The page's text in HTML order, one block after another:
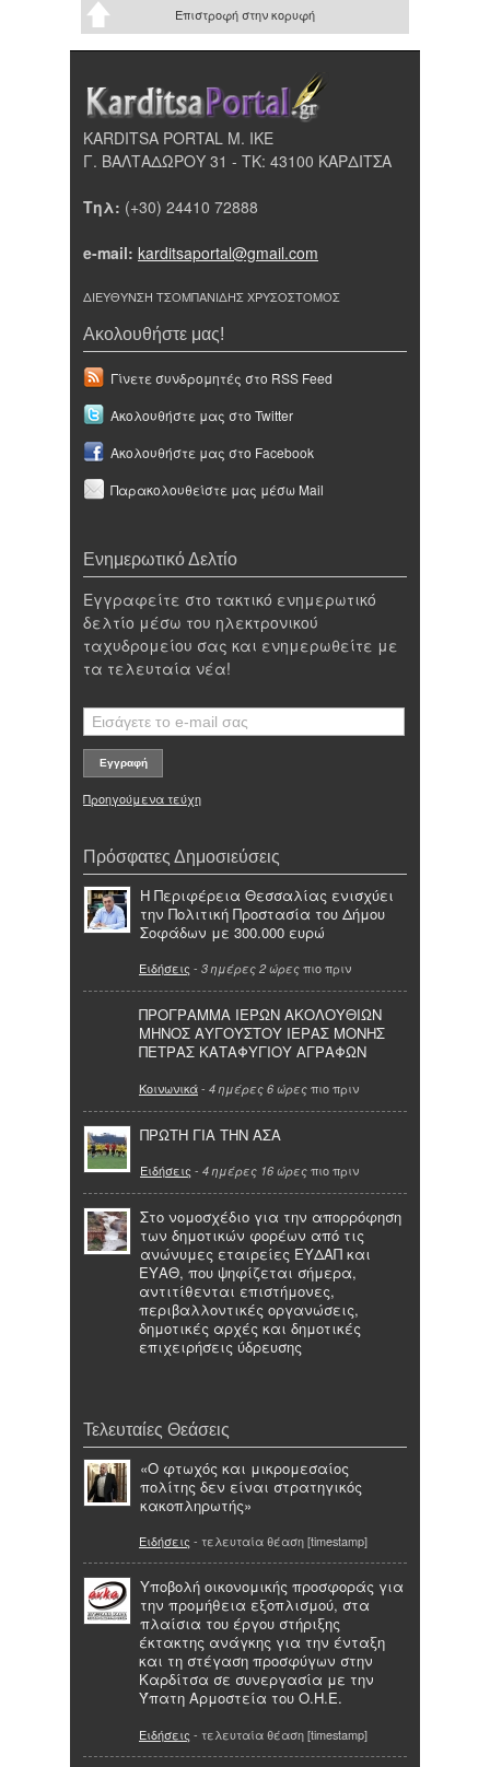
Επιστροφή στην κορυφή
KARDITSA PORTAL Μ. ΙΚΕ
Γ. ΒΑΛΤΑΔΩΡΟΥ 31 - ΤΚ: 43100 ΚΑΡΔΙΤΣΑ
Τηλ: (+30) 24410 72888
e-mail: karditsaportal@gmail.com
ΔΙΕΥΘΥΝΣΗ ΤΣΟΜΠΑΝΙΔΗΣ ΧΡΥΣΟΣΤΟΜΟΣ
Ακολουθήστε μας!
Γίνετε συνδρομητές στο RSS Feed
Ακολουθήστε μας στο Twitter
Ακολουθήστε μας στο Facebook
Παρακολουθείστε μας μέσω Mail
Ενημερωτικό Δελτίο
Εγγραφείτε στο τακτικό ενημερωτικό
δελτίο μέσω του ηλεκτρονικού
ταχυδρομείου σας και ενημερωθείτε με
τα τελευταία νέα!
Προηγούμενα τεύχη
Πρόσφατες Δημοσιεύσεις
Η Περιφέρεια Θεσσαλίας ενισχύει
την Πολιτική Προστασία του Δήμου
Σοφάδων με 300.000 ευρώ
Ειδήσεις - 3 ημέρες 2 ώρες πιο πριν
ΠΡΟΓΡΑΜΜΑ ΙΕΡΩΝ ΑΚΟΛΟΥΘΙΩΝ
ΜΗΝΟΣ ΑΥΓΟΥΣΤΟΥ ΙΕΡΑΣ ΜΟΝΗΣ
ΠΕΤΡΑΣ ΚΑΤΑΦΥΓΙΟΥ ΑΓΡΑΦΩΝ
Κοινωνικά- 4 ημέρες 6 ώρες πιο πριν
ΠΡΩΤΗ ΓΙΑ ΤΗΝ ΑΣΑ
Ειδήσεις - 4 ημέρες 16 ώρες πιο πριν
Στο νομοσχέδιο για την απορρόφηση
των δημοτικών φορέων από τις
ανώνυμες εταιρείες ΕΥΔΑΠ και
ΕΥΑΘ, που ψηφίζεται σήμερα,
αντιτίθενται επιστήμονες,
περιβαλλοντικές οργανώσεις,
δημοτικές αρχές και δημοτικές
επιχειρήσεις ύδρευσης
Τελευταίες Θεάσεις
«Ο φτωχός και μικρομεσαίος
πολίτης δεν είναι στρατηγικός
κακοπληρωτής»
Ειδήσεις - τελευταία θέαση [timestamp]
Υποβολή οικονομικής προσφοράς για
την προμήθεια εξοπλισμού, στα
πλαίσια του έργου στήριξης
έκτακτης ανάγκης για την ένταξη
και τη στέγαση προσφύγων στην
Καρδίτσα σε συνεργασία με την
Ύπατη Αρμοστεία του Ο.Η.Ε.
Ειδήσεις - τελευταία θέαση [timestamp]